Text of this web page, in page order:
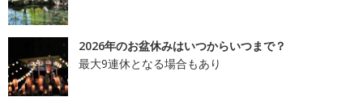
2026年のお盆休みはいつからいつまで？
最大9連休となる場合もあり